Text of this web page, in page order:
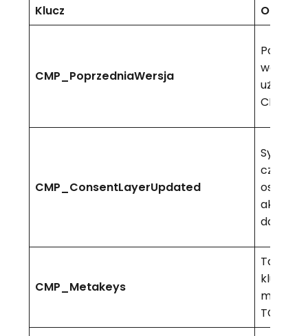
Klucz Opis
CMP_PoprzedniaWersja
wersja
CMP.
CMP_ConsentLayerUpdated
czasowa
ostatniej
danych
CMP_Metakeys
Tablica
kluczy
TCF